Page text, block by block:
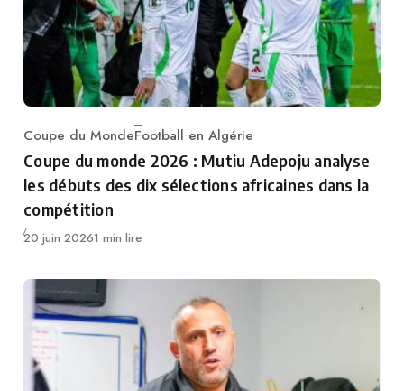
Category
Coupe du MondeFootball en Algérie
Coupe du monde 2026 : Mutiu Adepoju analyse
les débuts des dix sélections africaines dans la
compétition
Publié
20 juin 20261 min lire